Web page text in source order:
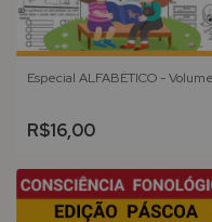
Especial ALFABÉTICO -
R$16,00